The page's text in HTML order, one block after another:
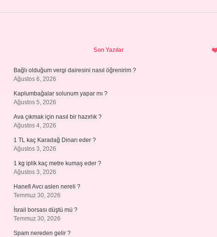
Son Yazılar
Bağlı olduğum vergi dairesini nasıl öğrenirim ?
Ağustos 6, 2026
Kaplumbağalar solunum yapar mı ?
Ağustos 5, 2026
Ava çıkmak için nasıl bir hazırlık ?
Ağustos 4, 2026
1 TL kaç Karadağ Dinarı eder ?
Ağustos 3, 2026
1 kg iplik kaç metre kumaş eder ?
Ağustos 3, 2026
Hanefi Avcı aslen nereli ?
Temmuz 30, 2026
İsrail borsası düştü mü ?
Temmuz 30, 2026
Spam nereden gelir ?